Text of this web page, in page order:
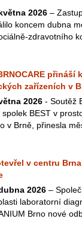
2026 –
koncem dubna
zdravotního
přináší
zařízeních v
2026 - Soutěž
BEST v
v Brně, přinesla
v centru
2026 –
laboratorní
Brno nové